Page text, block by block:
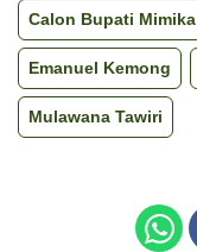
Calon Bupati Mimika
Emanuel Kemong
Mulawana Tawiri